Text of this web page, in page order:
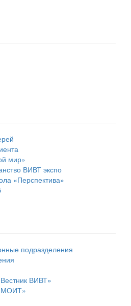
мир»
ВИВТ экспо
«Перспектива»
подразделения
ВИВТ»